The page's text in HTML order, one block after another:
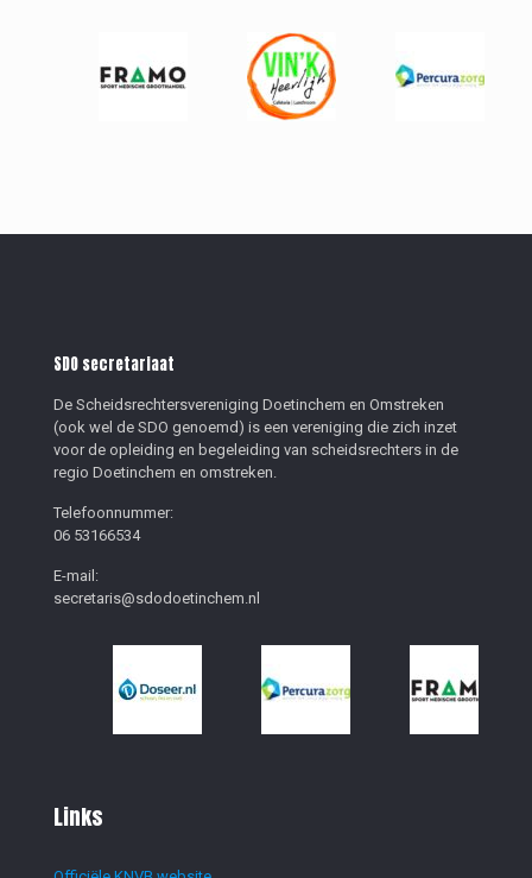
SDO secretariaat
De Scheidsrechtersvereniging Doetinchem en Omstreken
(ook wel de SDO genoemd) is een vereniging die zich inzet
voor de opleiding en begeleiding van scheidsrechters in de
regio Doetinchem en omstreken.
Telefoonnummer:
06 53166534
E-mail:
secretaris@sdodoetinchem.nl
Links